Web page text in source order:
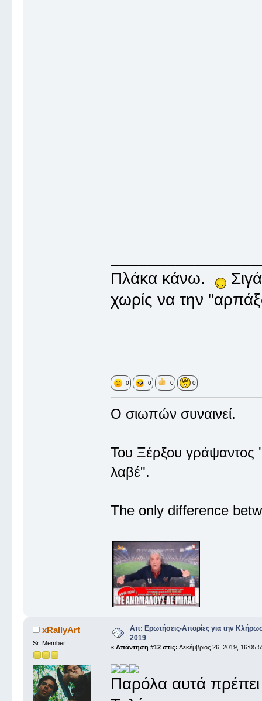
Πλάκα κάνω.
χωρίς να την
0 0 0 0
Ο σιωπών συναινεί.
Του Ξέρξου
λαβέ".
The only difference
xRallyArt
Sr. Member
Απ: Ερωτήσεις-Απορίες για την
2019
«Απάντηση #12 στις: Δεκέμβριος 26, 2019,
Παρόλα αυτά